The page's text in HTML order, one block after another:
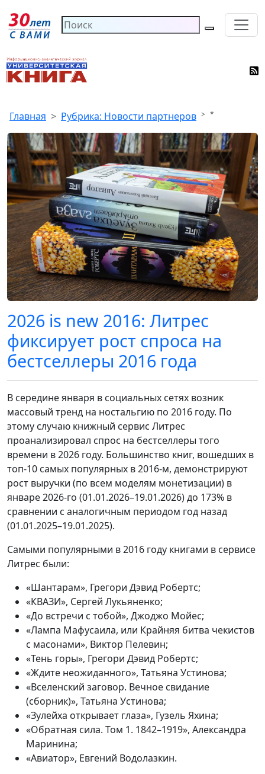
Главная Рубрика: Новости партнеров *
2026 is new 2016: Литрес
фиксирует рост спроса на
бестселлеры 2016 года
В середине января в социальных сетях возник
массовый тренд на ностальгию по 2016 году. По
этому случаю книжный сервис Литрес
проанализировал спрос на бестселлеры того
времени в 2026 году. Большинство книг, вошедших в
топ-10 самых популярных в 2016-м, демонстрируют
рост выручки (по всем моделям монетизации) в
январе 2026-го (01.01.2026–19.01.2026) до 173% в
сравнении с аналогичным периодом год назад
(01.01.2025–19.01.2025).
Самыми популярными в 2016 году книгами в сервисе
Литрес были:
«Шантарам», Грегори Дэвид Робертс;
«КВАЗИ», Сергей Лукьяненко;
«До встречи с тобой», Джоджо Мойес;
«Лампа Мафусаила, или Крайняя битва чекистов
с масонами», Виктор Пелевин;
«Тень горы», Грегори Дэвид Робертс;
«Ждите неожиданного», Татьяна Устинова;
«Вселенский заговор. Вечное свидание
(сборник)», Татьяна Устинова;
«Зулейха открывает глаза», Гузель Яхина;
«Обратная сила. Том 1. 1842–1919», Александра
Маринина;
«Авиатор», Евгений Водолазкин.